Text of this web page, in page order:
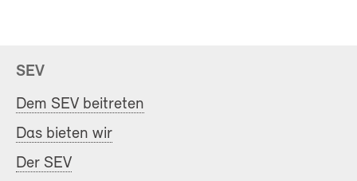
SEV
Dem SEV beitreten
Das bieten wir
Der SEV